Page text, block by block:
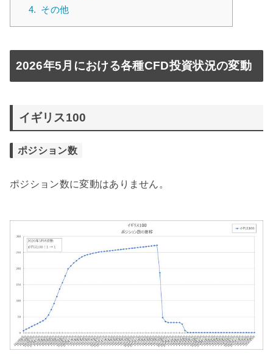
4. その他
2026年5月における各種CFD投資状況の変動
イギリス100
ポジション数
ポジション数に変動はありません。